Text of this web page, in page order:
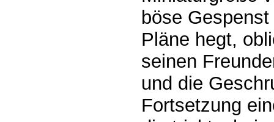
böse
Pläne hegt,
seinen
und die
Fortsetzung